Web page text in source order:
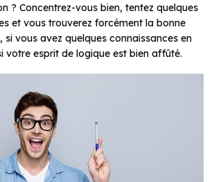
? Concentrez-vous bien, tentez quelques
et vous trouverez forcément la bonne
si vous avez quelques connaissances en
votre esprit de logique est bien affûté.